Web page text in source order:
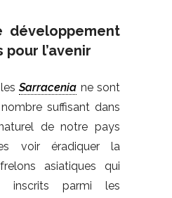
développement
l’avenir
lesSarracenia ne sont
suffisant dans
de notre pays
voir éradiquer la
asiatiques qui
inscrits parmi les